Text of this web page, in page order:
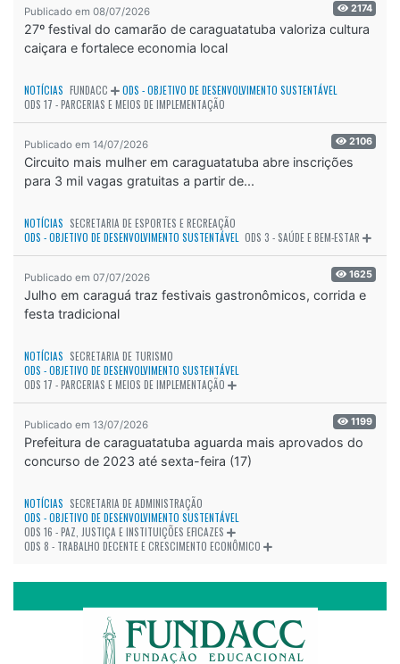
Publicado em 08/07/2026 2174
27º festival do camarão de caraguatatuba valoriza cultura
caiçara e fortalece economia local
NOTÍCIAS FUNDACC
ODS - OBJETIVO DE DESENVOLVIMENTO SUSTENTÁVEL
ODS 17 - PARCERIAS E MEIOS DE IMPLEMENTAÇÃO
Publicado em 14/07/2026 2106
Circuito mais mulher em caraguatatuba abre inscrições
para 3 mil vagas gratuitas a partir de...
NOTÍCIAS SECRETARIA DE ESPORTES E RECREAÇÃO
ODS - OBJETIVO DE DESENVOLVIMENTO SUSTENTÁVEL ODS 3 - SAÚDE E BEM-ESTAR
Publicado em 07/07/2026 1625
Julho em caraguá traz festivais gastronômicos, corrida e
festa tradicional
NOTÍCIAS SECRETARIA DE TURISMO
ODS - OBJETIVO DE DESENVOLVIMENTO SUSTENTÁVEL
ODS 17 - PARCERIAS E MEIOS DE IMPLEMENTAÇÃO
Publicado em 13/07/2026 1199
Prefeitura de caraguatatuba aguarda mais aprovados do
concurso de 2023 até sexta-feira (17)
NOTÍCIAS SECRETARIA DE ADMINISTRAÇÃO
ODS - OBJETIVO DE DESENVOLVIMENTO SUSTENTÁVEL
ODS 16 - PAZ, JUSTIÇA E INSTITUIÇÕES EFICAZES
ODS 8 - TRABALHO DECENTE E CRESCIMENTO ECONÔMICO